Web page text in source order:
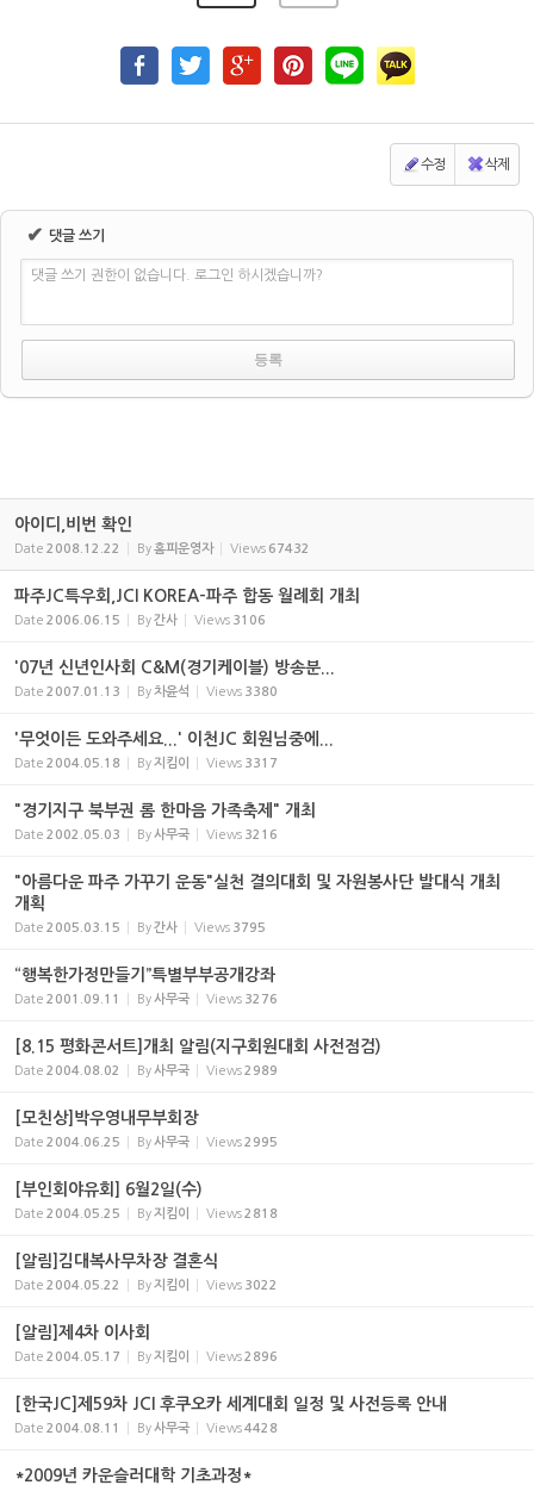
수정 삭제
✔ 댓글 쓰기
댓글 쓰기 권한이 없습니다. 로그인 하시겠습니까?
아이디,비번 확인
Date 2008.12.22 By홈피운영자 Views 67432
파주JC특우회,JCI KOREA-파주 합동 월례회 개최
Date 2006.06.15 By간사 Views 3106
'07년 신년인사회 C&M(경기케이블) 방송분...
Date 2007.01.13 By차윤석 Views 3380
'무엇이든 도와주세요...' 이천JC 회원님중에...
Date 2004.05.18 By지킴이 Views 3317
"경기지구 북부권 롬 한마음 가족축제" 개최
Date 2002.05.03 By사무국 Views 3216
"아름다운 파주 가꾸기 운동"실천 결의대회 및 자원봉사단 발대식 개최
개획
Date 2005.03.15 By간사 Views 3795
“행복한가정만들기”특별부부공개강좌
Date 2001.09.11 By사무국 Views 3276
[8.15 평화콘서트]개최 알림(지구회원대회 사전점검)
Date 2004.08.02 By사무국 Views2989
[모친상]박우영내무부회장
Date 2004.06.25 By사무국 Views2995
[부인회야유회] 6월2일(수)
Date 2004.05.25 By지킴이 Views2818
[알림]김대복사무차장 결혼식
Date 2004.05.22 By지킴이 Views 3022
[알림]제4차 이사회
Date 2004.05.17 By지킴이 Views2896
[한국JC]제59차 JCI 후쿠오카 세계대회 일정 및 사전등록 안내
Date 2004.08.11 By사무국 Views4428
*2009년 카운슬러대학 기초과정*